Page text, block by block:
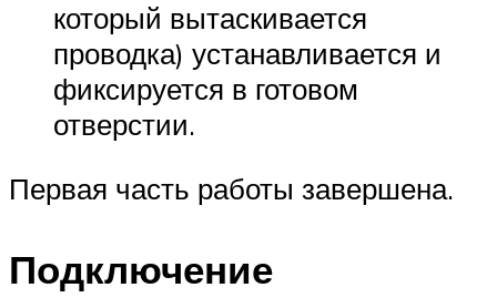
который вытаскивается
проводка) устанавливается и
фиксируется в готовом
отверстии.
Первая часть работы завершена.
Подключение